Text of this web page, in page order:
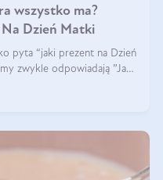
wszystko ma?
Dzień Matki
pyta “jaki prezent na Dzień
zwykle odpowiadają ”Ja